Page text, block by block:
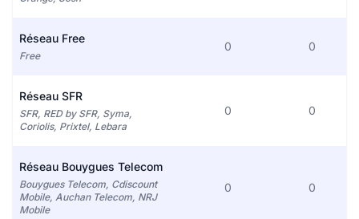
Réseau Free
Free
0 0
Réseau SFR
SFR, RED by SFR, Syma,
Coriolis, Prixtel, Lebara
0 0
Réseau Bouygues Telecom
Bouygues Telecom, Cdiscount
Mobile, Auchan Telecom, NRJ
Mobile
0 0